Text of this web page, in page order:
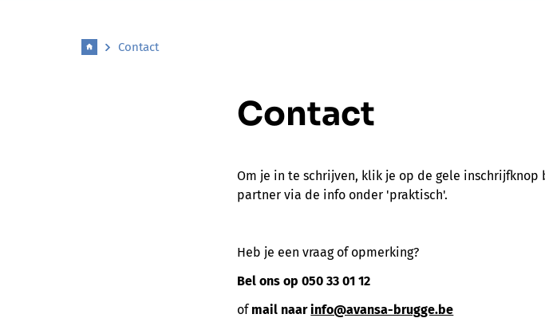
Contact
Contact
Om je in te schrijven, klik je op de gele
partner via de info onder 'praktisch'.
Heb je een vraag of opmerking?
Bel ons op 050 33 01 12
ofmail naarinfo@avansa-brugge.be